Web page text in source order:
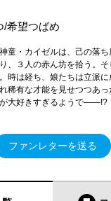
/希望つばめ
童・カイゼルは、己の落
、３人の赤ん坊を拾う。
は経ち、娘たちは立派に
稀有な才能を見せつつあ
大好きすぎるようで――!?
ファンレターを送る